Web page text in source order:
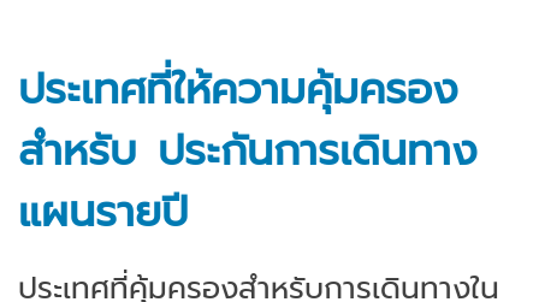
ประเทศที่ให้ความคุ้มครอง
สำหรับ ประกันการเดินทาง
แผนรายปี
ประเทศที่คุ้มครองสำหรับการเดินทางใน